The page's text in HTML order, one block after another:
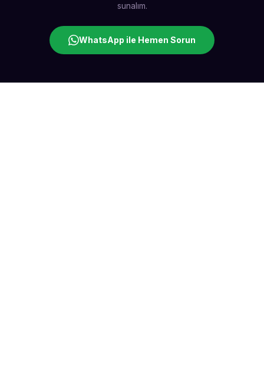
sunalım.
WhatsApp ile Hemen Sorun